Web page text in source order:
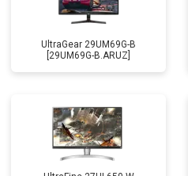
UltraGear 29UM69G-B
[29UM69G-B.ARUZ]